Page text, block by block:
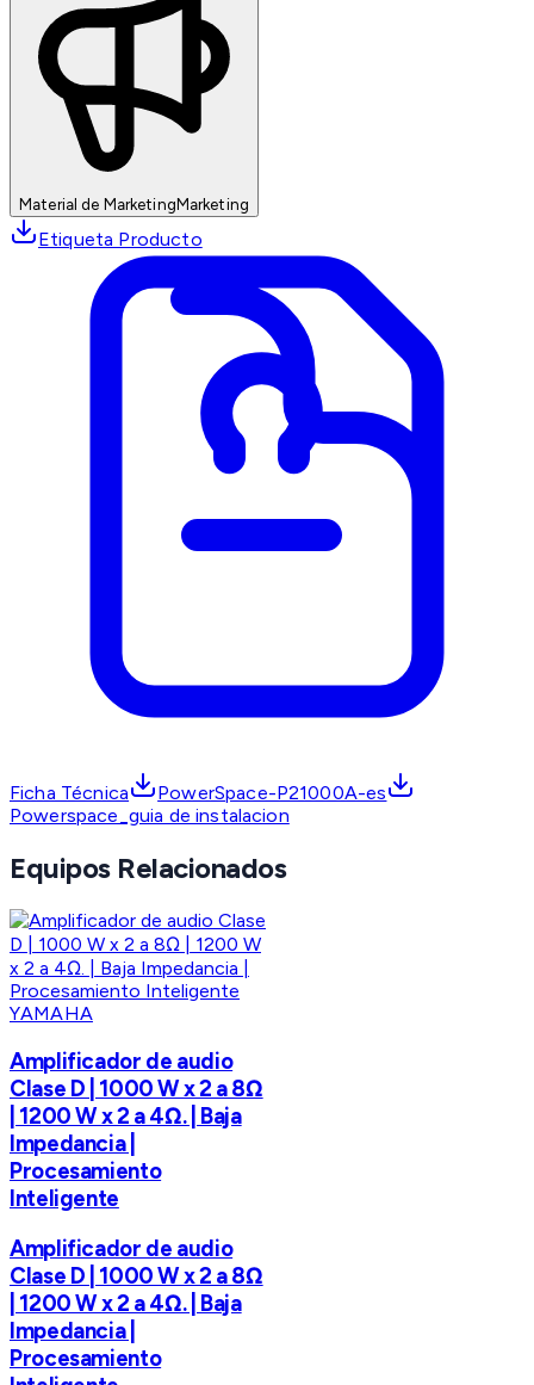
Material de MarketingMarketing
Etiqueta Producto
Ficha Técnica
PowerSpace-P21000A-es
Powerspace_guia de instalacion
Equipos Relacionados
YAMAHA
Amplificador de audio
Clase D | 1000 W x 2 a 8Ω
| 1200 W x 2 a 4Ω. | Baja
Impedancia |
Procesamiento
Inteligente
Amplificador de audio
Clase D | 1000 W x 2 a 8Ω
| 1200 W x 2 a 4Ω. | Baja
Impedancia |
Procesamiento